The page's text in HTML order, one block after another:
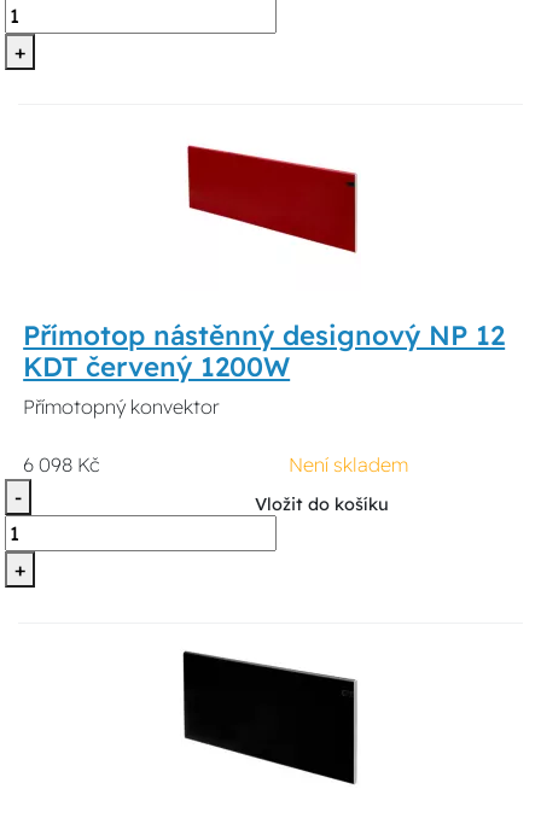
+
Přímotop nástěnný designový NP 12
KDT červený 1200W
Přímotopný konvektor
6 098 Kč
Není skladem
-
+
Vložit do košíku